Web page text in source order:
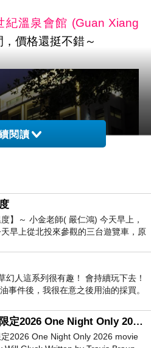
紀溫泉會館 (Guan Xiang
，價格還挺不錯～
Hotel) 的實景照片
原因有二：
閱讀
度】～ 小金老師( 嚴仁鴻) 今天早上，
早上從北投來參觀的三台遊覽車，原
差不多要安靜下來，卻發
人這系列很有趣！ 會持續玩下去！
事件後，我很在意之後用油的採買。
之前就很愛
電影一夜限定2026 One Night Only 2026 movie
2026 One Night Only 2026 movie